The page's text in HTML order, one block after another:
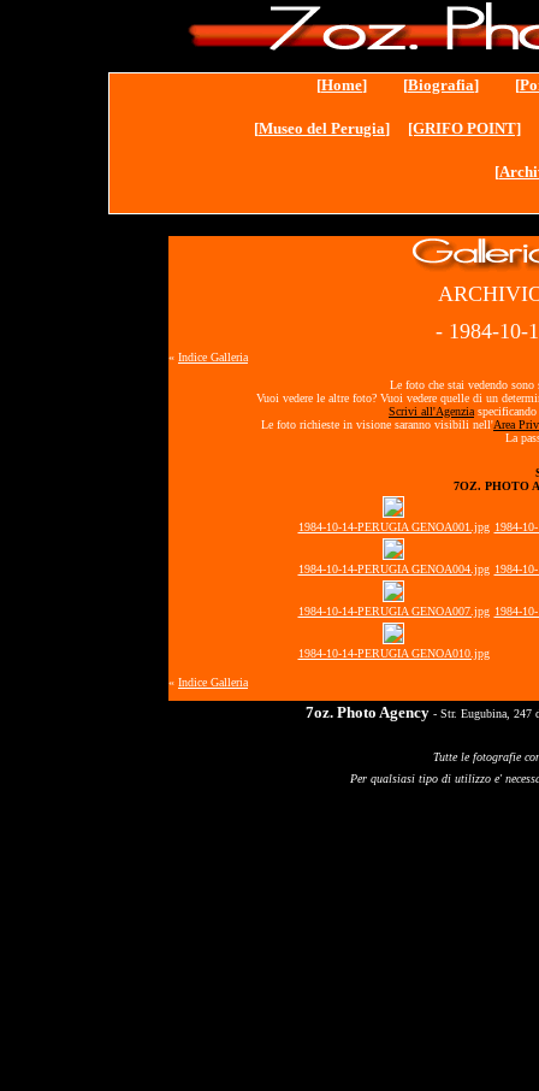
[Home] [Biografia] [
[Museo del Perugia] [GRIFO POINT]
[
- 1984-10-
« Indice Galleria
Le foto che stai vedendo
Vuoi vedere le altre foto? Vuoi vedere quelle di un
Scrivi all'Agenzia
Le foto richieste in visione saranno visibili nell'Area
La
7OZ. PHOTO
1984-10-14-PERUGIA GENOA001.jpg 1984-
1984-10-14-PERUGIA GENOA004.jpg 1984-
1984-10-14-PERUGIA GENOA007.jpg 1984-
1984-10-14-PERUGIA GENOA010.jpg
« Indice Galleria
7oz. Photo Agency - Str. Eugubina, 247
Tutte le fotografie
Per qualsiasi tipo di utilizzo e'